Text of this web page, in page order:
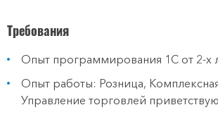
Требования
Опыт программирования 1С от 2-х
Опыт работы: Розница,
Управление торговлей